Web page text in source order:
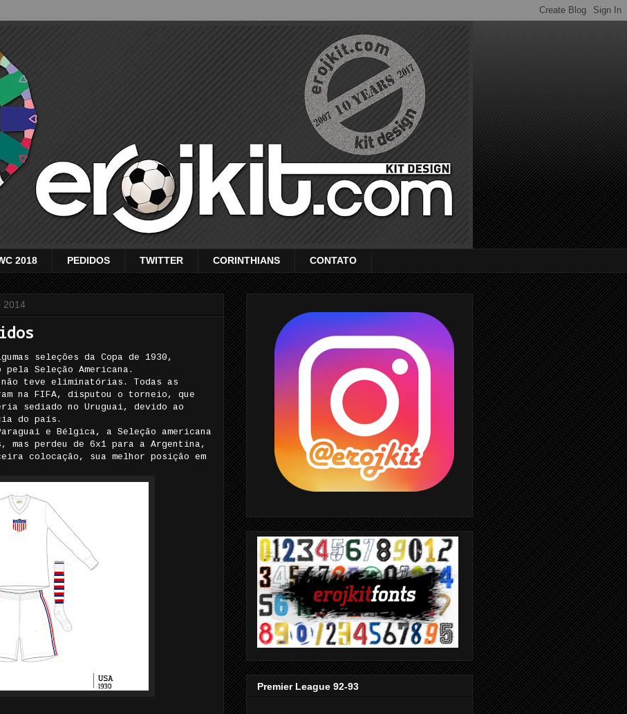
2018 PEDIDOS TWITTER CORINTHIANS CONTATO
2014
seleções da Copa de 1930,
pela Seleção Americana.
não teve eliminatórias. Todas as
na FIFA, disputou o torneio, que
sediado no Uruguai, devido ao
do país.
e Bélgica, a Seleção americana
mas perdeu de 6x1 para a Argentina,
colocação, sua melhor posição em
Premier League 92-93